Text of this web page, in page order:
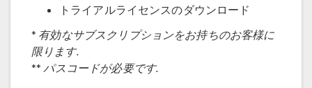
トライアルライセンスのダウンロード
* 有効なサブスクリプションをお持ちのお客様に
限ります.
** パスコードが必要です.